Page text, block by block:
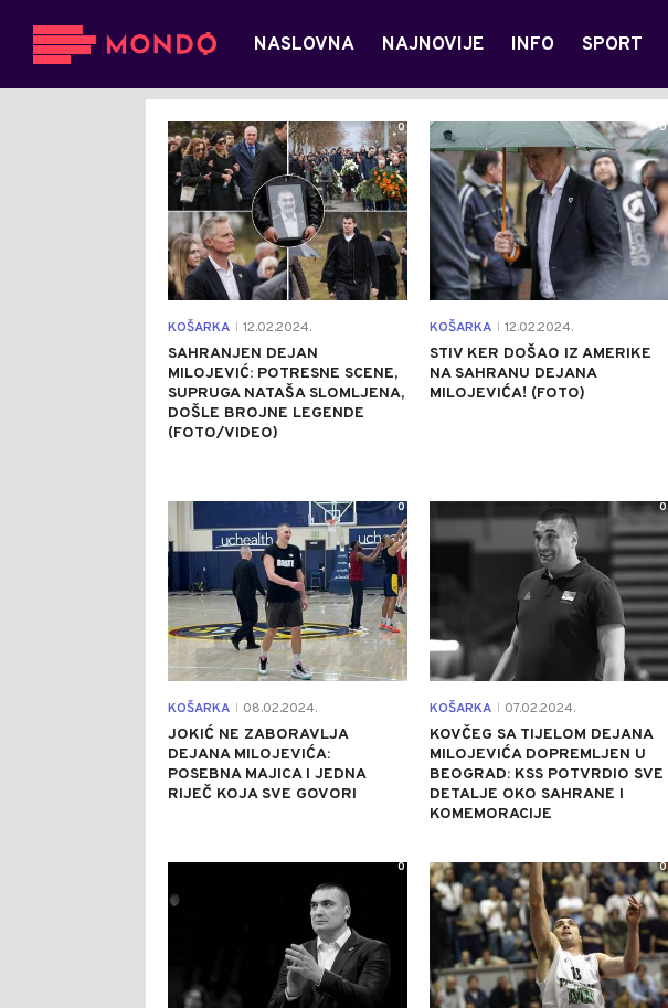
NASLOVNA NAJNOVIJE INFO SPORT
KOŠARKA 12.02.2024.
SAHRANJEN DEJAN
MILOJEVIĆ: POTRESNE SCENE,
SUPRUGA NATAŠA SLOMLJENA,
DOŠLE BROJNE LEGENDE
(FOTO/VIDEO)
0
KOŠARKA 12.02.2024.
STIV KER DOŠAO IZ AMERIKE
NA SAHRANU DEJANA
MILOJEVIĆA! (FOTO)
0
KOŠARKA 08.02.2024.
JOKIĆ NE ZABORAVLJA
DEJANA MILOJEVIĆA:
POSEBNA MAJICA I JEDNA
RIJEČ KOJA SVE GOVORI
0
KOŠARKA 07.02.2024.
KOVČEG SA TIJELOM DEJANA
MILOJEVIĆA DOPREMLJEN U
BEOGRAD: KSS POTVRDIO SVE
DETALJE OKO SAHRANE I
KOMEMORACIJE
0
0 0